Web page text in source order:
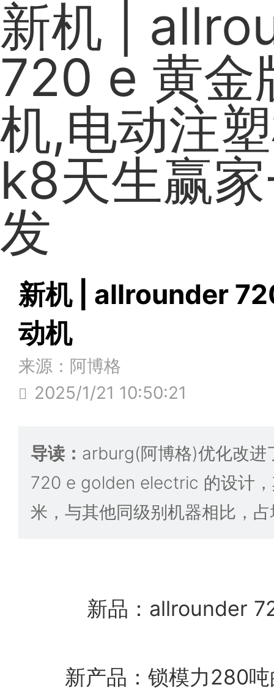
新机 |
720 e 黄金
机,电动注
k8天生赢
发
新机 | allrounder
动机
来源：阿博格
2025/1/21 10:50:21
导读： arburg(阿博格)优化改
720 e golden electric 的设计
米，与其他同级别机器相比，
新品：allrounder
新产品：锁模力280